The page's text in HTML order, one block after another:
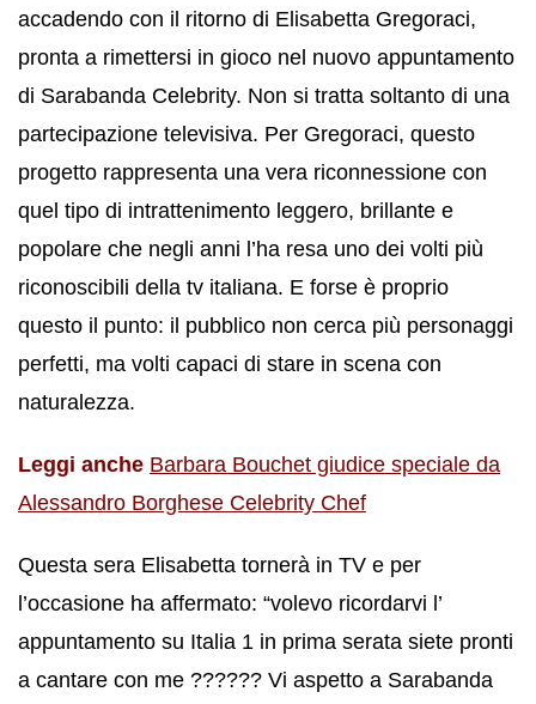
accadendo con il ritorno di Elisabetta Gregoraci,
pronta a rimettersi in gioco nel nuovo appuntamento
di Sarabanda Celebrity. Non si tratta soltanto di una
partecipazione televisiva. Per Gregoraci, questo
progetto rappresenta una vera riconnessione con
quel tipo di intrattenimento leggero, brillante e
popolare che negli anni l’ha resa uno dei volti più
riconoscibili della tv italiana. E forse è proprio
questo il punto: il pubblico non cerca più personaggi
perfetti, ma volti capaci di stare in scena con
naturalezza.
Leggi anche Barbara Bouchet giudice speciale da
Alessandro Borghese Celebrity Chef
Questa sera Elisabetta tornerà in TV e per
l’occasione ha affermato: “volevo ricordarvi l’
appuntamento su Italia 1 in prima serata siete pronti
a cantare con me ?????? Vi aspetto a Sarabanda